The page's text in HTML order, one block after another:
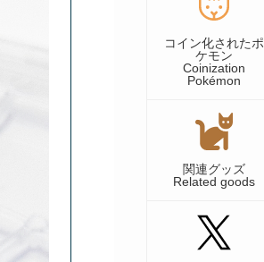
コイン化されたポ
ケモン
Coinization
Pokémon
関連グッズ
Related goods